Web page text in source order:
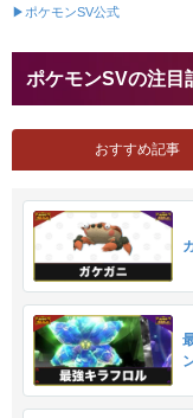
▶ポケモンSV公式
ポケモンSVの注目
おすすめ記事